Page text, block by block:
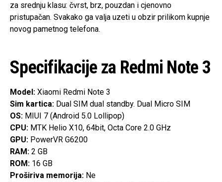
za srednju klasu: čvrst, brz, pouzdan i cjenovno
pristupačan. Svakako ga valja uzeti u obzir prilikom kupnje
novog pametnog telefona.
Specifikacije za Redmi Note 3
Model: Xiaomi Redmi Note 3
Sim kartica: Dual SIM dual standby. Dual Micro SIM
OS: MIUI 7 (Android 5.0 Lollipop)
CPU: MTK Helio X10, 64bit, Octa Core 2.0 GHz
GPU: PowerVR G6200
RAM: 2 GB
ROM: 16 GB
Proširiva memorija: Ne